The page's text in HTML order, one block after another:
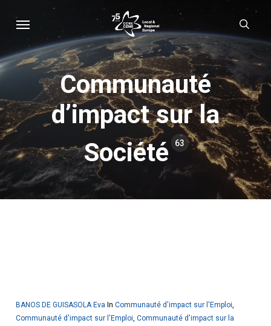
content
Menu
Communauté
d’impact sur la
Société
63
BANOS DE GUISASOLA Eva In Communauté d'impact sur l'Emploi
Communauté d'impact sur l'Emploi Communauté d'impact sur la